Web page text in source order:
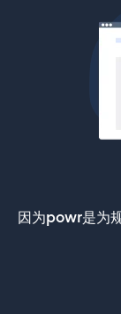
因为powr是为